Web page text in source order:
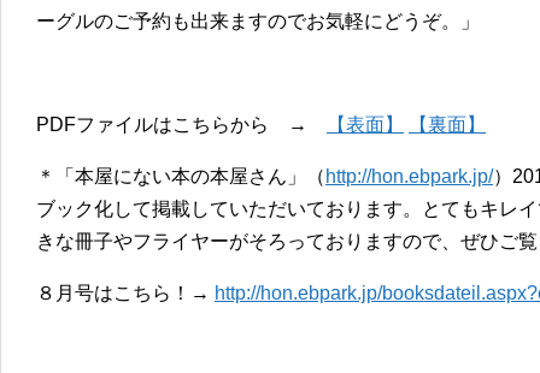
ーグルのご予約も出来ますのでお気軽にどうぞ。」
PDFファイルはこちらから → 【表面】 【裏面】
＊「本屋にない本の本屋さん」（ http://hon.ebpark.jp/）
ブック化して掲載していただいております。とてもキレ
きな冊子やフライヤーがそろっておりますので、ぜひご
８月号はこちら！→ http://hon.ebpark.jp/